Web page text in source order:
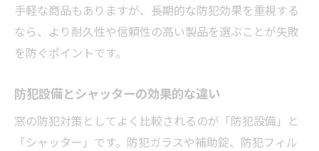
手軽な商品もありますが、長期的な防犯効果を重視する
なら、より耐久性や信頼性の高い製品を選ぶことが失敗
を防ぐポイントです。
防犯設備とシャッターの効果的な違い
窓の防犯対策としてよく比較されるのが「防犯設備」と
「シャッター」です。防犯ガラスや補助錠、防犯フィル